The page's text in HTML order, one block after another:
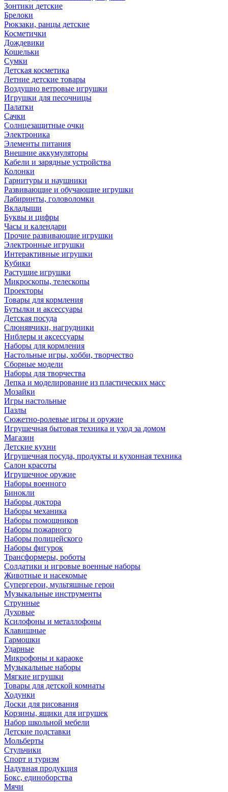
Зонтики детские
Брелоки
Рюкзаки, ранцы детские
Косметички
Дождевики
Кошельки
Сумки
Детская косметика
Летние детские товары
Воздушно ветровые игрушки
Игрушки для песочницы
Палатки
Сачки
Солнцезащитные очки
Электроника
Элементы питания
Внешние аккумуляторы
Кабели и зарядные устройства
Колонки
Гарнитуры и наушники
Развивающие и обучающие игрушки
Лабиринты, головоломки
Вкладыши
Буквы и цифры
Часы и календари
Прочие развивающие игрушки
Электронные игрушки
Интерактивные игрушки
Кубики
Растущие игрушки
Микроскопы, телескопы
Проекторы
Товары для кормления
Бутылки и аксессуары
Детская посуда
Слюнявчики, нагрудники
Ниблеры и аксессуары
Наборы для кормления
Настольные игры, хобби, творчество
Сборные модели
Наборы для творчества
Лепка и моделирование из пластических масс
Мозайки
Игры настольные
Пазлы
Сюжетно-ролевые игры и оружие
Игрушечная бытовая техника и уход за домом
Магазин
Детские кухни
Игрушечная посуда, продукты и кухонная техника
Салон красоты
Игрушечное оружие
Наборы военного
Бинокли
Наборы доктора
Наборы механика
Наборы помощников
Наборы пожарного
Наборы полицейского
Наборы фигурок
Трансформеры, роботы
Солдатики и игровые военные наборы
Животные и насекомые
Супергерои, мультяшные герои
Музыкальные инструменты
Струнные
Духовые
Ксилофоны и металлофоны
Клавишные
Гармошки
Ударные
Микрофоны и караоке
Музыкальные наборы
Мягкие игрушки
Товары для детской комнаты
Ходунки
Доски для рисования
Корзины, ящики для игрушек
Набор школьной мебели
Детские подставки
Мольберты
Стульчики
Спорт и туризм
Надувная продукция
Бокс, единоборства
Мячи